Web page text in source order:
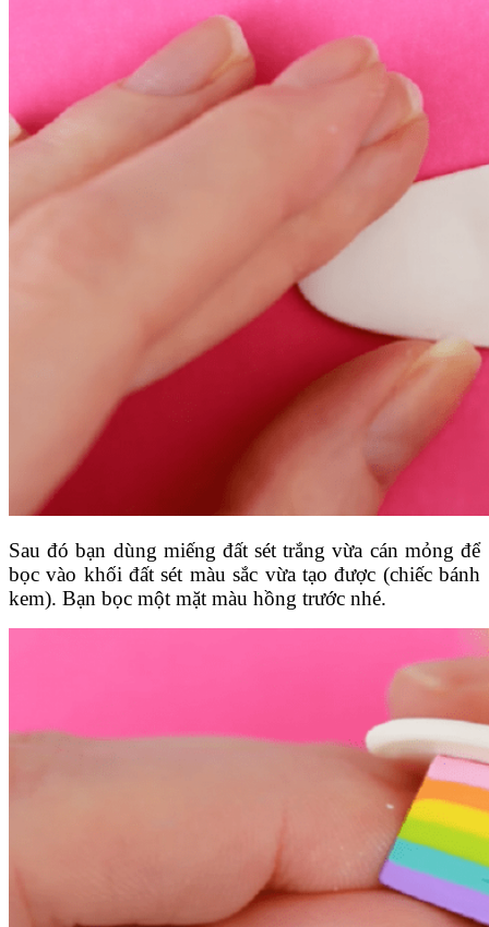
Sau đó bạn dùng miếng đất sét trắng vừa cán mỏng để
bọc vào khối đất sét màu sắc vừa tạo được (chiếc bánh
kem). Bạn bọc một mặt màu hồng trước nhé.